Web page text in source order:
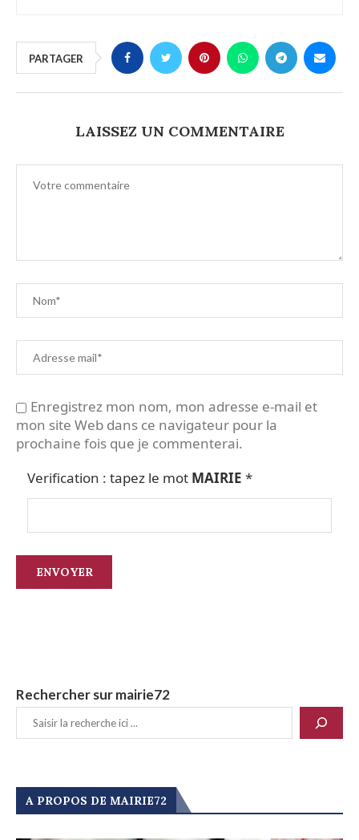
PARTAGER
LAISSEZ UN COMMENTAIRE
Enregistrez mon nom, mon adresse e-mail et
mon site Web dans ce navigateur pour la
prochaine fois que je commenterai.
Verification : tapez le mot MAIRIE *
Rechercher sur mairie72
A PROPOS DE MAIRIE72